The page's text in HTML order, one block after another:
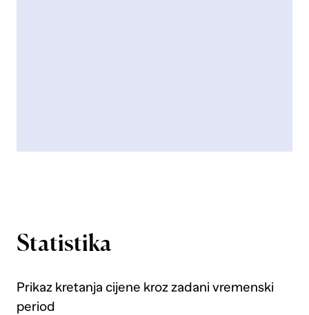
Statistika
Prikaz kretanja cijene kroz zadani vremenski
period